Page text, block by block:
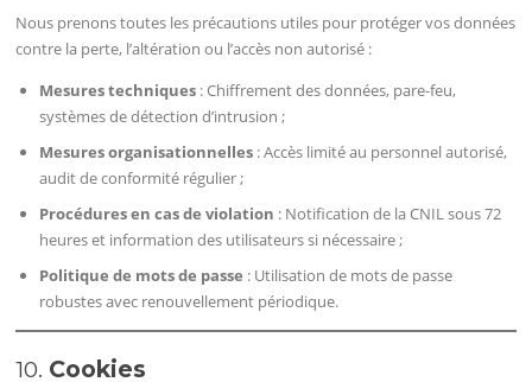
Nous prenons toutes les précautions utiles pour protéger vos données
contre la perte, l’altération ou l’accès non autorisé :
Mesures techniques : Chiffrement des données, pare-feu,
systèmes de détection d’intrusion ;
Mesures organisationnelles : Accès limité au personnel autorisé,
audit de conformité régulier ;
Procédures en cas de violation : Notification de la CNIL sous 72
heures et information des utilisateurs si nécessaire ;
Politique de mots de passe : Utilisation de mots de passe
robustes avec renouvellement périodique.
10. Cookies